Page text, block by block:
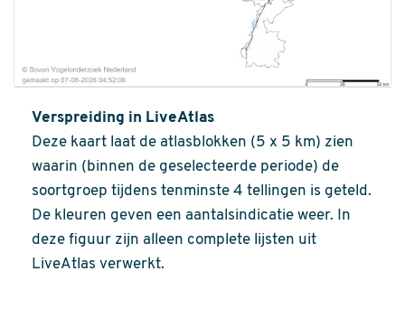
Verspreiding in LiveAtlas
Deze kaart laat de atlasblokken (5 x 5 km) zien
waarin (binnen de geselecteerde periode) de
soortgroep tijdens tenminste 4 tellingen is geteld.
De kleuren geven een aantalsindicatie weer. In
deze figuur zijn alleen complete lijsten uit
LiveAtlas verwerkt.